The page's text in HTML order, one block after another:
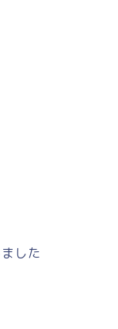
した